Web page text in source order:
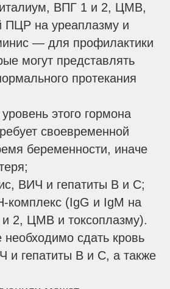
ВПГ 1 и 2, ЦМВ,
ПЦР на уреаплазму и
— для профилактики
могут представлять
протекания
этого гормона
своевременной
беременности, иначе
ВИЧ и гепатиты В и С;
комплекс (IgG и IgM на
и 2, ЦМВ и токсоплазму).
необходимо сдать кровь
и гепатиты В и С, а также